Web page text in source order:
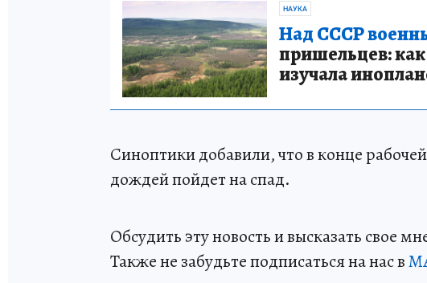
НАУКА
Над СССР
пришельцев: как
изучала
Синоптики добавили, что в конце
дождей пойдет на спад.
Обсудить эту новость и высказать свое
Также не забудьте подписаться на нас в